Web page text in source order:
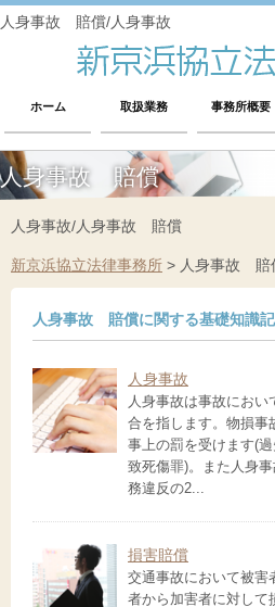
人身事故 賠償/人身事故
ホーム 取扱業務 事務所概要
人身事故 賠償
人身事故/人身事故 賠償
新京浜協立法律事務所 > 人身事故 賠
人身事故 賠償に関する基礎知識
人身事故
人身事故は事故にお
合を指します。物損事
事上の罰を受けます(
致死傷罪)。また人身
務違反の2...
損害賠償
交通事故において被害
者から加害者に対して